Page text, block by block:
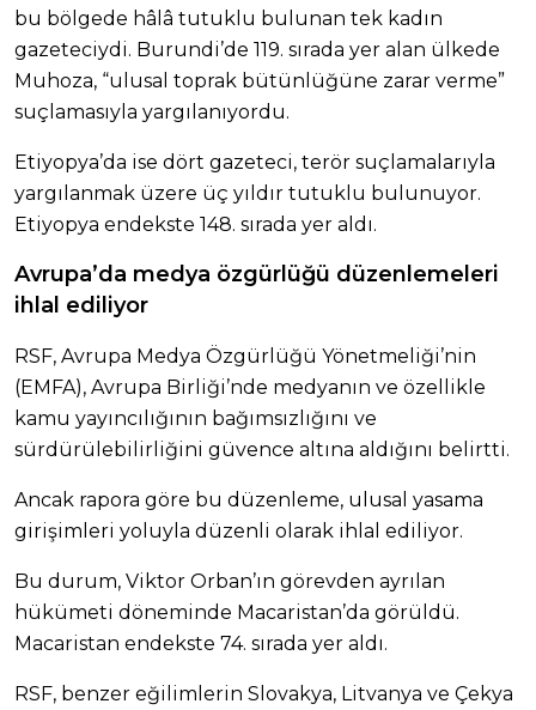
bu bölgede hâlâ tutuklu bulunan tek kadın
gazeteciydi. Burundi’de 119. sırada yer alan ülkede
Muhoza, “ulusal toprak bütünlüğüne zarar verme”
suçlamasıyla yargılanıyordu.
Etiyopya’da ise dört gazeteci, terör suçlamalarıyla
yargılanmak üzere üç yıldır tutuklu bulunuyor.
Etiyopya endekste 148. sırada yer aldı.
Avrupa’da medya özgürlüğü düzenlemeleri
ihlal ediliyor
RSF, Avrupa Medya Özgürlüğü Yönetmeliği’nin
(EMFA), Avrupa Birliği’nde medyanın ve özellikle
kamu yayıncılığının bağımsızlığını ve
sürdürülebilirliğini güvence altına aldığını belirtti.
Ancak rapora göre bu düzenleme, ulusal yasama
girişimleri yoluyla düzenli olarak ihlal ediliyor.
Bu durum, Viktor Orban’ın görevden ayrılan
hükümeti döneminde Macaristan’da görüldü.
Macaristan endekste 74. sırada yer aldı.
RSF, benzer eğilimlerin Slovakya, Litvanya ve Çekya